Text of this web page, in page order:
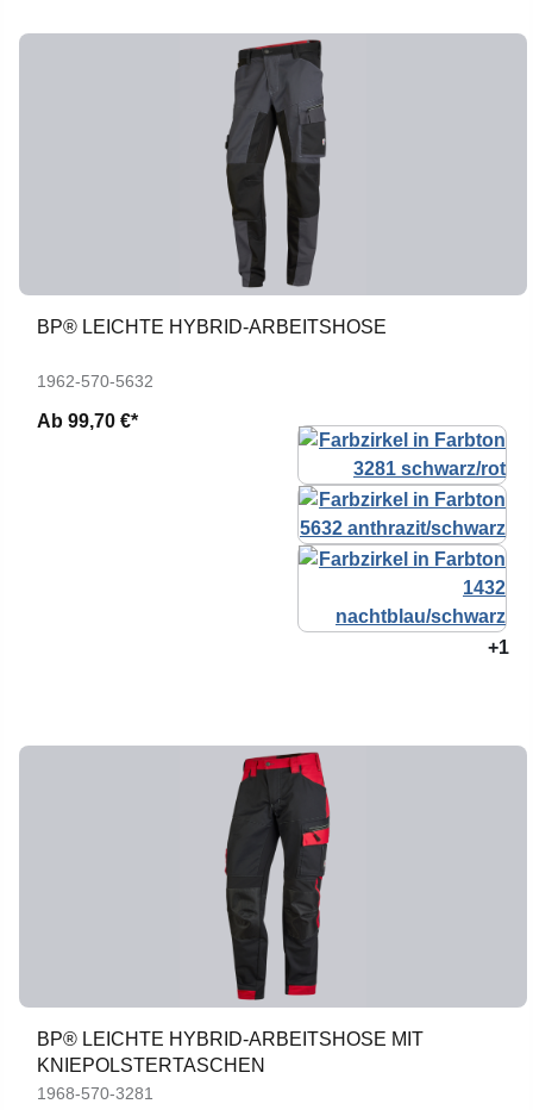
BP® LEICHTE HYBRID-ARBEITSHOSE
1962-570-5632
Ab 99,70 €*
+1
BP® LEICHTE HYBRID-ARBEITSHOSE MIT
KNIEPOLSTERTASCHEN
1968-570-3281